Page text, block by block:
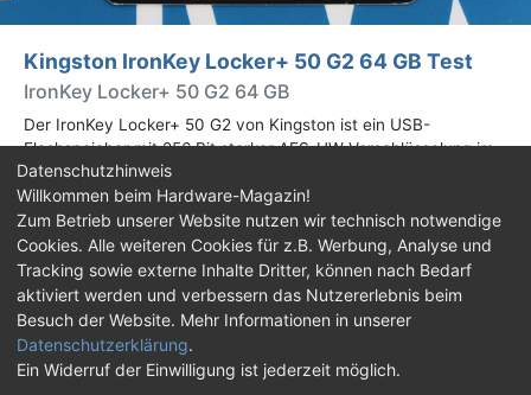
Kingston IronKey Locker+ 50 G2 64 GB Test
IronKey Locker+ 50 G2 64 GB
Der IronKey Locker+ 50 G2 von Kingston ist ein USB-
Flashspeicher mit 256 Bit starker AES-HW-Verschlüsselung im
XTS-Modus. Wir haben das 64-GB-Modell im Praxistest
genauer begutachtet.
Impressum| Kontakt |Jobs |Datenschutz |
Consent‑Einstellungen |Haftungsausschluss
Feed Facebook
Twitch
Discord
Datenschutzhinweis
Willkommen beim Hardware-Magazin!
Zum Betrieb unserer Website nutzen wir technisch notwendige
Cookies. Alle weiteren Cookies für z.B. Werbung, Analyse und
Tracking sowie externe Inhalte Dritter, können nach Bedarf
aktiviert werden und verbessern das Nutzererlebnis beim
Besuch der Website. Mehr Informationen in unserer
Datenschutzerklärung.
Ein Widerruf der Einwilligung ist jederzeit möglich.